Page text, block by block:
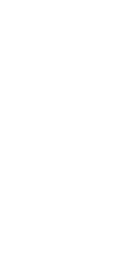
ПОЛОТНА
дверь (цвет полотна
"иллюминатор".
цветов финишной